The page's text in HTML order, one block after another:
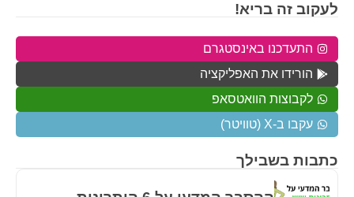
כתבות בשבילך
לעקוב זה בריא!
התעדכנו באינסטגרם
הורידו את האפליקציה
לקבוצות הוואטסאפ
עקבו ב-X (טוויטר)